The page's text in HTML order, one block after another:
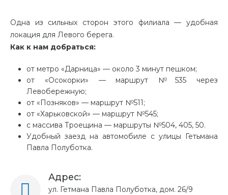
Одна из сильных сторон этого филиала — удобная
локация для Левого берега.
Как к нам добраться:
от метро «Дарница» — около 3 минут пешком;
от «Осокорки» — маршрут №535 через
Левобережную;
от «Позняков» — маршрут №511;
от «Харьковской» — маршрут №545;
с массива Троещина — маршруты №504, 405, 50.
Удобный заезд на автомобиле с улицы Гетьмана
Павла Полуботка.
Адрес:
ул. Гетмана Павла Полуботка, дом. 26/9